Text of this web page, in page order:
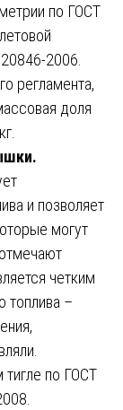
по ГОСТ
2006.
регламента,
доля
и позволяет
могут
четким
топлива –
по ГОСТ